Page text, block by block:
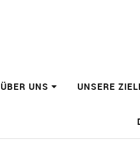
ÜBER UNS UNSERE